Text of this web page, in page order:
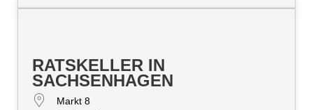
RATSKELLER IN
SACHSENHAGEN
Markt 8